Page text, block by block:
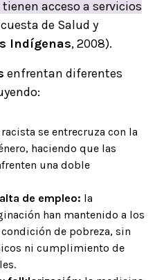
tienen acceso a servicios
de Salud y
Indígenas, 2008).
enfrentan diferentes
se entrecruza con la
haciendo que las
una doble
de empleo: la
han mantenido a los
de pobreza, sin
ni cumplimiento de